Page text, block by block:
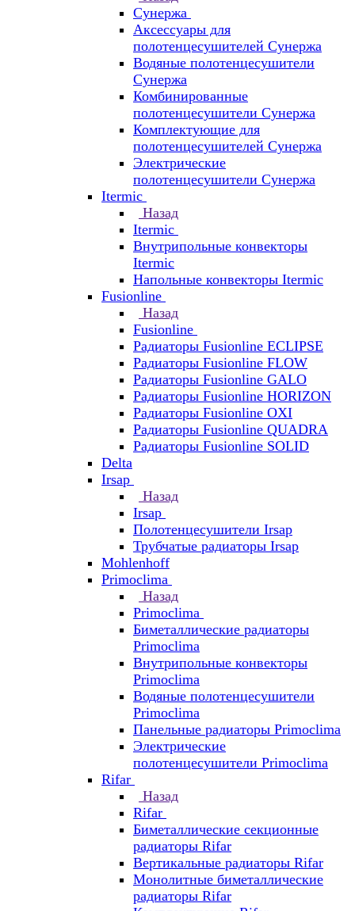
Сунержа
Аксессуары для
полотенцесушителей Сунержа
Водяные полотенцесушители
Сунержа
Комбинированные
полотенцесушители Сунержа
Комплектующие для
полотенцесушителей Сунержа
Электрические
полотенцесушители Сунержа
Itermic
Назад
Itermic
Внутрипольные конвекторы
Itermic
Напольные конвекторы Itermic
Fusionline
Назад
Fusionline
Радиаторы Fusionline ECLIPSE
Радиаторы Fusionline FLOW
Радиаторы Fusionline GALO
Радиаторы Fusionline HORIZON
Радиаторы Fusionline OXI
Радиаторы Fusionline QUADRA
Радиаторы Fusionline SOLID
Delta
Irsap
Назад
Irsap
Полотенцесушители Irsap
Трубчатые радиаторы Irsap
Mohlenhoff
Primoclima
Назад
Primoclima
Биметаллические радиаторы
Primoclima
Внутрипольные конвекторы
Primoclima
Водяные полотенцесушители
Primoclima
Панельные радиаторы Primoclima
Электрические
полотенцесушители Primoclima
Rifar
Назад
Rifar
Биметаллические секционные
радиаторы Rifar
Вертикальные радиаторы Rifar
Монолитные биметаллические
радиаторы Rifar